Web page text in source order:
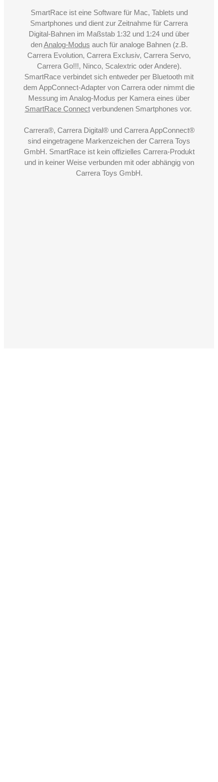
SmartRace ist eine Software für Mac, Tablets und
Smartphones und dient zur Zeitnahme für Carrera
Digital-Bahnen im Maßstab 1:32 und 1:24 und über
denAnalog-Modus auch für analoge Bahnen (z.B.
Carrera Evolution, Carrera Exclusiv, Carrera Servo,
Carrera Go!!!, Ninco, Scalextric oder Andere).
SmartRace verbindet sich entweder per Bluetooth mit
dem AppConnect-Adapter von Carrera oder nimmt die
Messung im Analog-Modus per Kamera eines über
SmartRace Connectverbundenen Smartphones vor.
Carrera®, Carrera Digital® und Carrera AppConnect®
sind eingetragene Markenzeichen der Carrera Toys
GmbH. SmartRace ist kein offizielles Carrera-Produkt
und in keiner Weise verbunden mit oder abhängig von
Carrera Toys GmbH.